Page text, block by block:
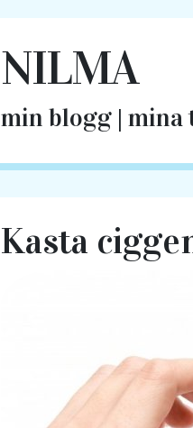
NILMA
min blogg |
Kasta